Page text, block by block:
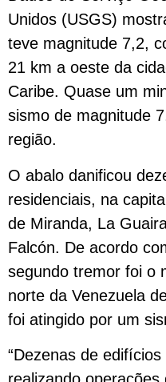
Unidos (USGS)
teve magnitude 7,2,
21 km a oeste da
Caribe. Quase um
sismo de magnitude
região.
O abalo danificou
residenciais, na
de Miranda, La
Falcón. De acordo
segundo tremor foi o
norte da Venezuela
foi atingido por um
“Dezenas de